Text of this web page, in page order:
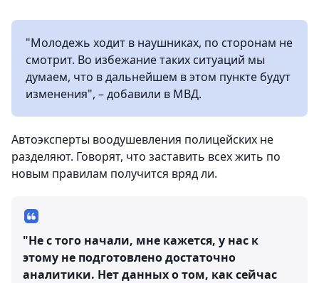
"Молодежь ходит в наушниках, по сторонам не
смотрит. Во избежание таких ситуаций мы
думаем, что в дальнейшем в этом пункте будут
изменения", – добавили в МВД.
Автоэксперты воодушевления полицейских не
разделяют. Говорят, что заставить всех жить по
новым правилам получится вряд ли.
"Не с того начали, мне кажется, у нас к
этому не подготовлено достаточно
аналитики. Нет данных о том, как сейчас